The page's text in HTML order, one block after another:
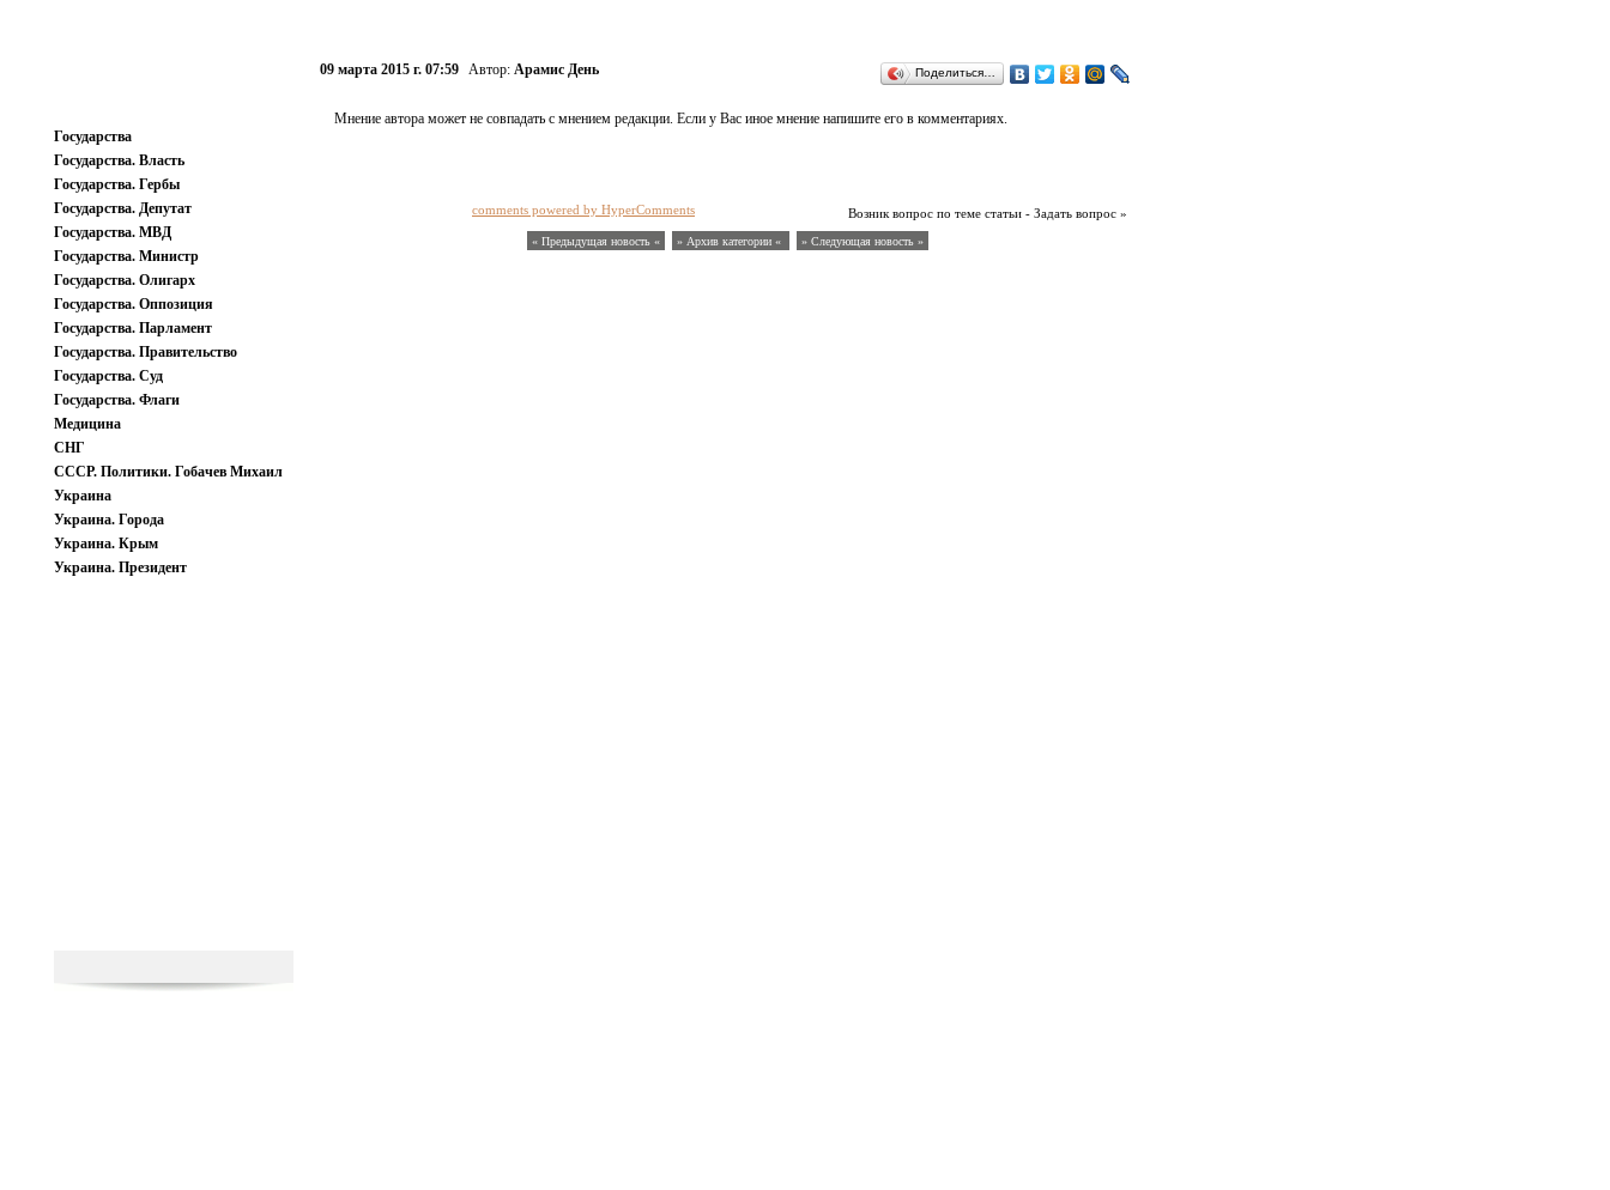
Государства
Государства. Власть
Государства. Гербы
Государства. Депутат
Государства. МВД
Государства. Министр
Государства. Олигарх
Государства. Оппозиция
Государства. Парламент
Государства. Правительство
Государства. Суд
Государства. Флаги
Медицина
СНГ
СССР. Политики. Гобачев Михаил
Украина
Украина. Города
Украина. Крым
Украина. Президент
09 марта 2015 г. 07:59 Автор: Арамис День Поделиться…
Мнение автора может не совпадать с мнением редакции. Если у Вас иное мнение напишите его в комментариях.
Возник вопрос по теме статьи - Задать вопрос »
comments powered by HyperComments
« Предыдущая новость « » Архив категории « » Следующая новость »